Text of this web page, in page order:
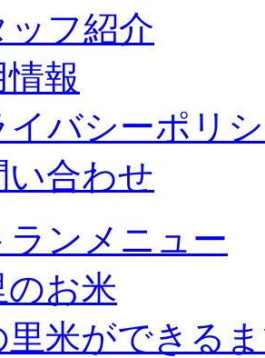
ッフ紹介
報
イバシーポリ
い合わせ
ランメニュー
お米
里米ができる